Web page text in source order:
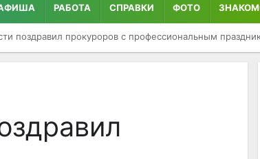
РАБОТА СПРАВКИ ФОТО
поздравил прокуроров с профессиональным